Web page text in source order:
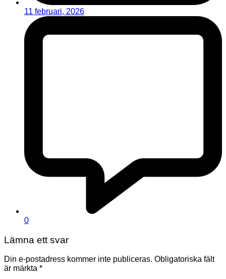
11 februari, 2026
0
Lämna ett svar
Din e-postadress kommer inte publiceras. Obligatoriska fält
är märkta *